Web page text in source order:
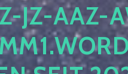
AAZ-